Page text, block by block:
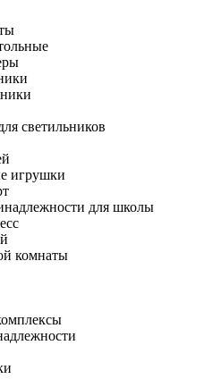
светильников
игрушки
для школы
комнаты